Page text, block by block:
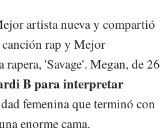
artista nueva y compartió
rap y Mejor
'Savage'. Megan, de 26
B para interpretar
femenina que terminó con
enorme cama.